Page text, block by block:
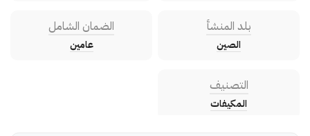
بلد المنشأ
الصين
الضمان الشامل
عامين
التصنيف
المكيفات